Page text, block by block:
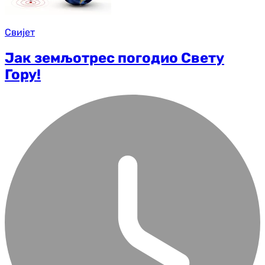
Свијет
Јак земљотрес погодио Свету
Гору!